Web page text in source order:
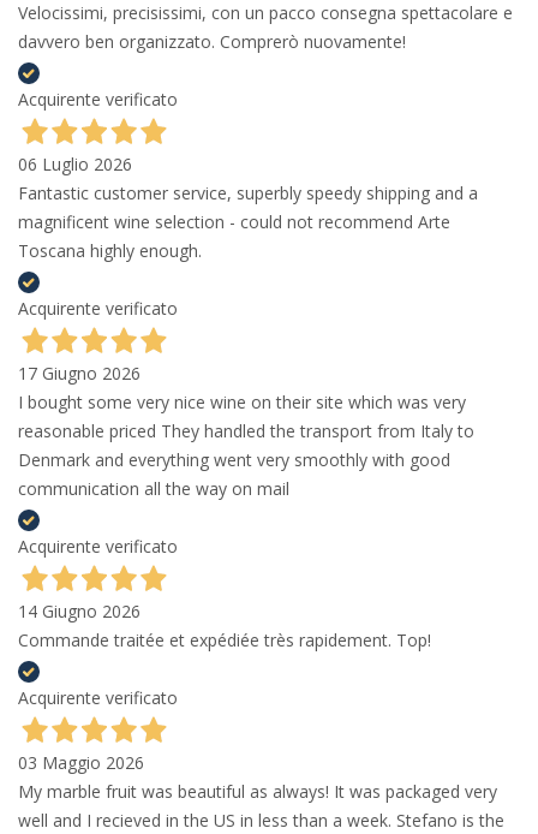
Velocissimi, precisissimi, con un pacco consegna spettacolare e
davvero ben organizzato. Comprerò nuovamente!
Acquirente verificato
06 Luglio 2026
Fantastic customer service, superbly speedy shipping and a
magnificent wine selection - could not recommend Arte
Toscana highly enough.
Acquirente verificato
17 Giugno 2026
I bought some very nice wine on their site which was very
reasonable priced They handled the transport from Italy to
Denmark and everything went very smoothly with good
communication all the way on mail
Acquirente verificato
14 Giugno 2026
Commande traitée et expédiée très rapidement. Top!
Acquirente verificato
03 Maggio 2026
My marble fruit was beautiful as always! It was packaged very
well and I recieved in the US in less than a week. Stefano is the